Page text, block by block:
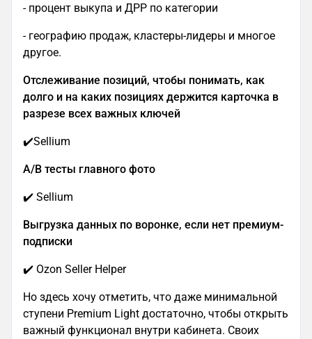
- процент выкупа и ДРР по категории
- географию продаж, кластеры-лидеры и многое
другое.
Отслеживание позиций, чтобы понимать, как
долго и на каких позициях держится карточка в
разрезе всех важных ключей
✔️Sellium
A/B тесты главного фото
✔️ Sellium
Выгрузка данных по воронке, если нет премиум-
подписки
✔️ Ozon Seller Helper
Но здесь хочу отметить, что даже минимальной
ступени Premium Light достаточно, чтобы открыть
важный функционал внутри кабинета. Своих